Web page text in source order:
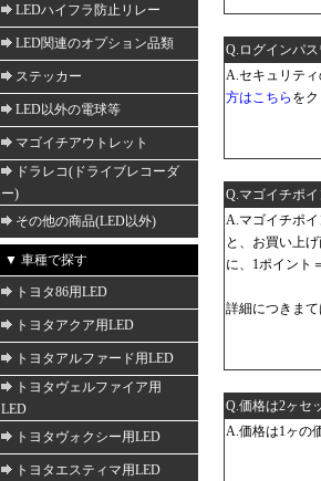
LEDハイフラ防止リレー
LED関連のオプション品類
ステッカー
LED以外の電球等
マゴイチアウトレット
ドラレコ(ドライブレコーダ
ー)
その他の商品(LED以外)
▼ 車種で探す
トヨタ86用LED
トヨタアクア用LED
トヨタアルファード用LED
トヨタヴェルファイア用
LED
トヨタヴォクシー用LED
トヨタエスティマ用LED
Q.ログインパ
A.セキュリティ
方はこちら を
Q.マゴイチポ
A.マゴイチポ
と、お買い上
に、1ポイント
詳細につきまて
Q.価格は2ヶセ
A.価格は1ヶの